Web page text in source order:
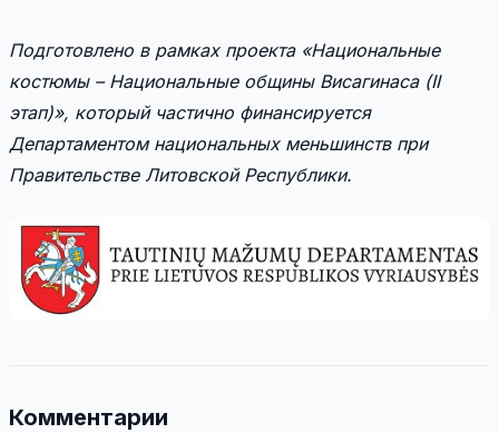
Подготовлено в рамках проекта «Национальные
костюмы – Национальные общины Висагинаса (II
этап)», который частично финансируется
Департаментом национальных меньшинств при
Правительстве Литовской Республики.
Комментарии